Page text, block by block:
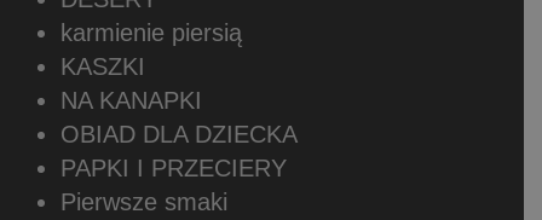
karmienie piersią
KASZKI
NA KANAPKI
OBIAD DLA DZIECKA
PAPKI I PRZECIERY
Pierwsze smaki